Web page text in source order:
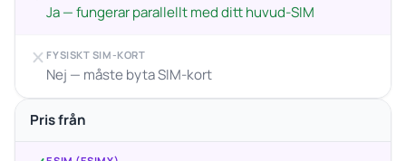
Ja — fungerar parallellt med ditt huvud-SIM
FYSISKT SIM-KORT
Nej — måste byta SIM-kort
Pris från